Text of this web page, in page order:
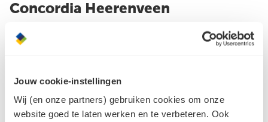
Jouw cookie-instellingen
Wij (en onze partners) gebruiken cookies om onze
website goed te laten werken en te verbeteren. Ook
Concordia Heerenveen
Sanitair, Sensum Tegels, Gevelstenen, Dakpannen,
Gesloten